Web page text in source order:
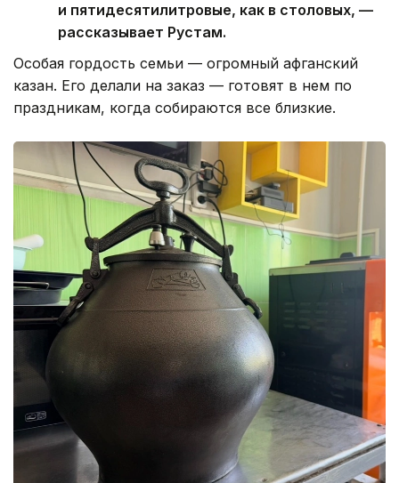
и пятидесятилитровые, как в столовых, —
рассказывает Рустам.
Особая гордость семьи — огромный афганский
казан. Его делали на заказ — готовят в нем по
праздникам, когда собираются все близкие.